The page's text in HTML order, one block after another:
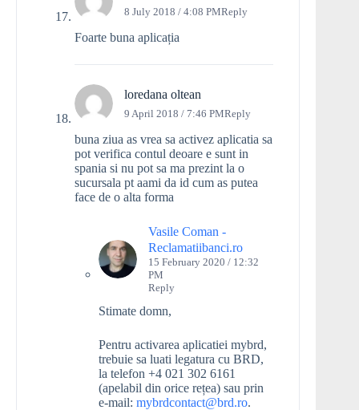
8 July 2018 / 4:08 PMReply
Foarte buna aplicația
loredana oltean
9 April 2018 / 7:46 PMReply
buna ziua as vrea sa activez aplicatia sa
pot verifica contul deoare e sunt in
spania si nu pot sa ma prezint la o
sucursala pt aami da id cum as putea
face de o alta forma
Vasile Coman -
Reclamatiibanci.ro
15 February 2020 / 12:32
PM
Reply
Stimate domn,
Pentru activarea aplicatiei mybrd,
trebuie sa luati legatura cu BRD,
la telefon +4 021 302 6161
(apelabil din orice rețea) sau prin
e-mail: mybrdcontact@brd.ro.